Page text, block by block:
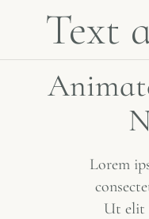
Text
Animat
Lorem
Ut elit